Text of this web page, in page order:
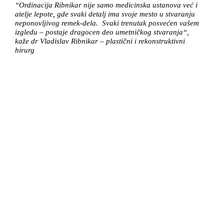
“Ordinacija Ribnikar nije samo medicinska ustanova već i
atelje lepote, gde svaki detalj ima svoje mesto u stvaranju
neponovljivog remek-dela. Svaki trenutak posvećen vašem
izgledu – postaje dragocen deo umetničkog stvaranja“,
kaže dr Vladislav Ribnikar – plastični i rekonstruktivni
hirurg